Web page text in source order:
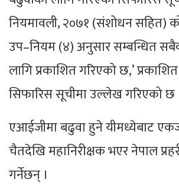
नियमावली, २०७१ (संशोधन सहित)
उप–नियम (४) अनुसार सम्बन्धित
लागि प्रकाशित गरिएको छ,’
सिफारिस सूचीमा उल्लेख गरिएको छ
एआईजीमा बढुवा हुने यीमध्येबाट
चैतदेखि महानिरीक्षक भएर नेपाल
गर्नेछन् ।